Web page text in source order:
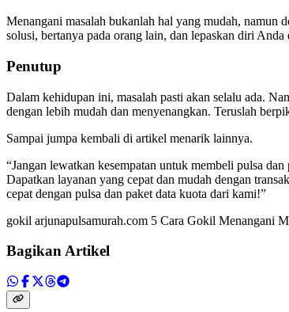
Menangani masalah bukanlah hal yang mudah, namun
solusi, bertanya pada orang lain, dan lepaskan diri
Penutup
Dalam kehidupan ini, masalah pasti akan selalu ada.
dengan lebih mudah dan menyenangkan. Teruslah
Sampai jumpa kembali di artikel menarik lainnya.
“Jangan lewatkan kesempatan untuk membeli pulsa
Dapatkan layanan yang cepat dan mudah dengan
cepat dengan pulsa dan paket data kuota dari kami!”
gokil arjunapulsamurah.com 5 Cara Gokil Menangani
Bagikan Artikel